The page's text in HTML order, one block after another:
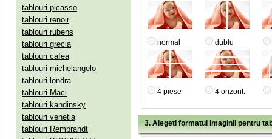
tablouri picasso
tablouri renoir
tablouri rubens
tablouri grecia
tablouri cafea
tablouri michelangelo
tablouri londra
tablouri Maci
tablouri kandinsky
tablouri venetia
tablouri Rembrandt
normal dublu
4 piese 4 orizont.
3. Alegeti formatul imaginii pentru